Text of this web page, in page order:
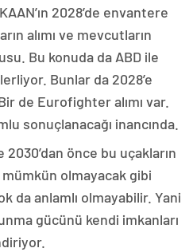
2028’de envantere
alımı ve mevcutların
Bu konuda da ABD ile
Bunlar da 2028’e
de Eurofighter alımı var.
sonuçlanacağı inancında.
2030’dan önce bu uçakların
olmayacak gibi
da anlamlı olmayabilir. Yani
gücünü kendi imkanları